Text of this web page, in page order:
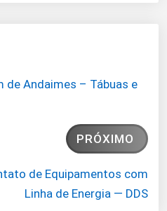
de Andaimes – Tábuas e
PRÓXIMO
de Equipamentos com
Linha de Energia — DDS